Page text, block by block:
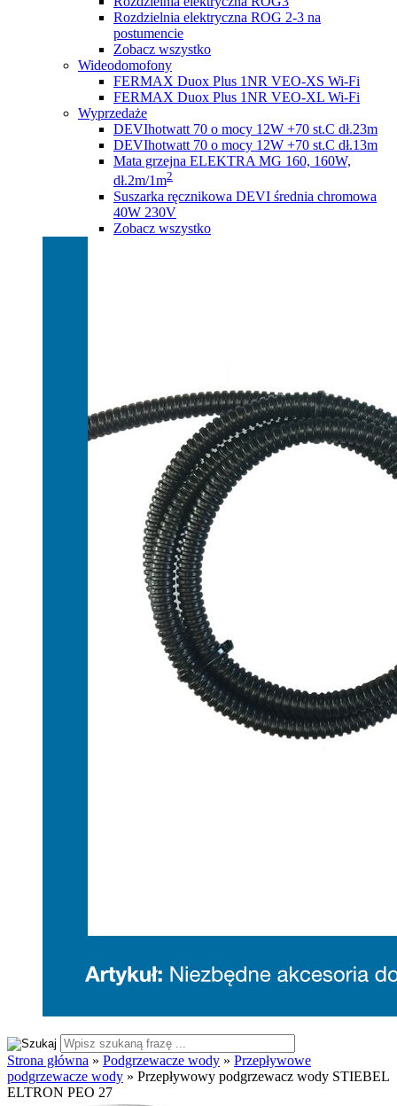
Rozdzielnia elektryczna ROG 2-3 na
postumencie
Zobacz wszystko
Wideodomofony
FERMAX Duox Plus 1NR VEO-XS Wi-Fi
FERMAX Duox Plus 1NR VEO-XL Wi-Fi
Wyprzedaże
DEVIhotwatt 70 o mocy 12W +70 st.C dł.23m
DEVIhotwatt 70 o mocy 12W +70 st.C dł.13m
Mata grzejna ELEKTRA MG 160, 160W,
dł.2m/1m2
Suszarka ręcznikowa DEVI średnia chromowa
40W 230V
Zobacz wszystko
Strona główna » Podgrzewacze wody » Przepływowe
podgrzewacze wody » Przepływowy podgrzewacz wody STIEBEL
ELTRON PEO 27